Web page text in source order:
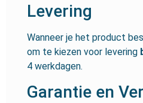
Levering
Wanneer je het product
om te kiezen voor levering
4 werkdagen.
Garantie en